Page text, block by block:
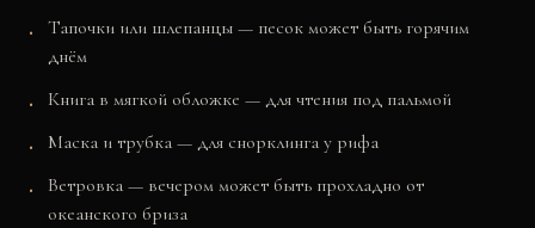
Тапочки или шлепанцы — песок может быть горячим
днём
Книга в мягкой обложке — для чтения под пальмой
Маска и трубка — для снорклинга у рифа
Ветровка — вечером может быть прохладно от
океанского бриза